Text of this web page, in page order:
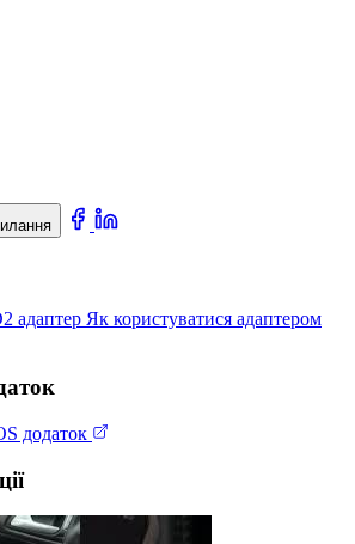
адаптер Як користуватися адаптером
додаток